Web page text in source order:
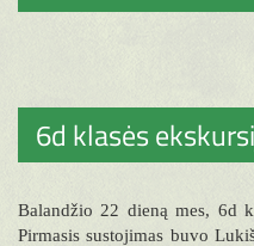
6d klasės
Balandžio 22 dieną mes, 6d
Pirmasis sustojimas buvo